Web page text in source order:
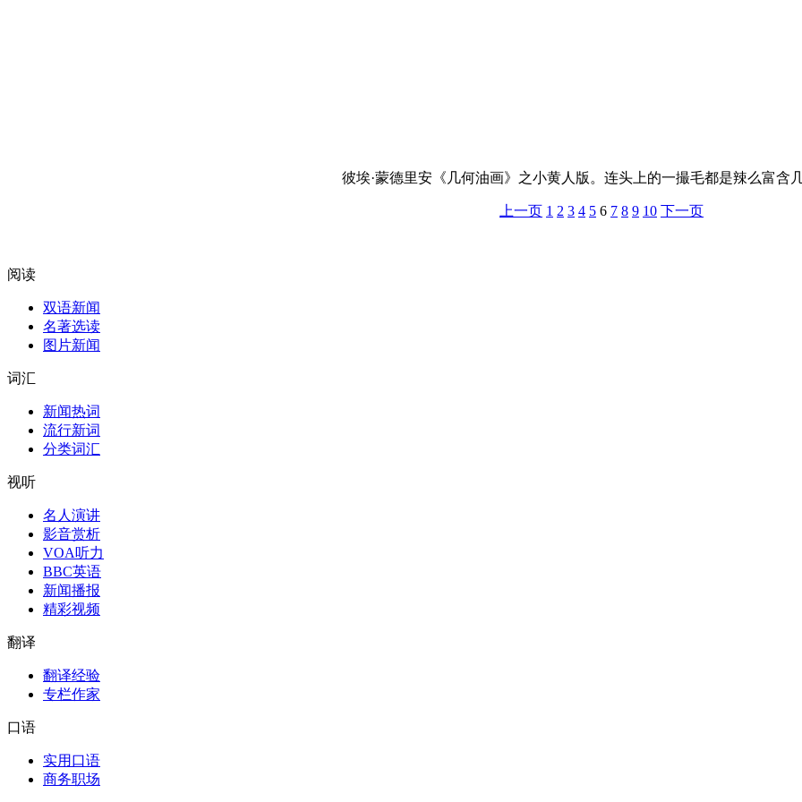
彼埃·蒙德里安《几何油画》之小黄人版。连头上的一撮毛都是辣么富
上一页 1 2 3 4 5 6 7 8 9 10 下一页
阅读
双语新闻
名著选读
图片新闻
词汇
新闻热词
流行新词
分类词汇
视听
名人演讲
影音赏析
VOA听力
BBC英语
新闻播报
精彩视频
翻译
翻译经验
专栏作家
口语
实用口语
商务职场